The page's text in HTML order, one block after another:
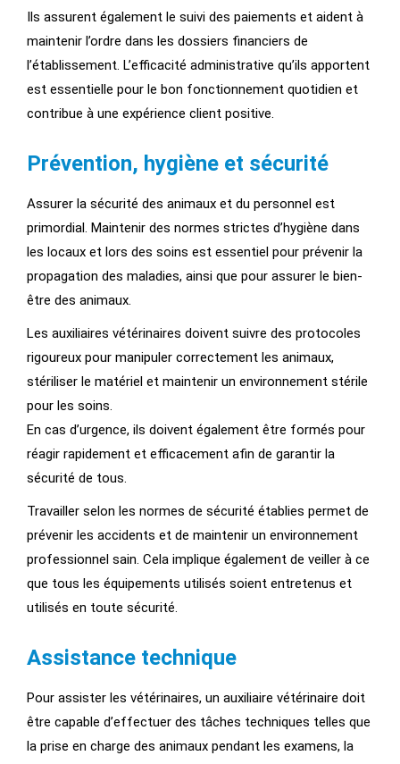
Ils assurent également le suivi des paiements et aident à
maintenir l’ordre dans les dossiers financiers de
l’établissement. L’efficacité administrative qu’ils apportent
est essentielle pour le bon fonctionnement quotidien et
contribue à une expérience client positive.
Prévention, hygiène et sécurité
Assurer la sécurité des animaux et du personnel est
primordial. Maintenir des normes strictes d’hygiène dans
les locaux et lors des soins est essentiel pour prévenir la
propagation des maladies, ainsi que pour assurer le bien-
être des animaux.
Les auxiliaires vétérinaires doivent suivre des protocoles
rigoureux pour manipuler correctement les animaux,
stériliser le matériel et maintenir un environnement stérile
pour les soins.
En cas d’urgence, ils doivent également être formés pour
réagir rapidement et efficacement afin de garantir la
sécurité de tous.
Travailler selon les normes de sécurité établies permet de
prévenir les accidents et de maintenir un environnement
professionnel sain. Cela implique également de veiller à ce
que tous les équipements utilisés soient entretenus et
utilisés en toute sécurité.
Assistance technique
Pour assister les vétérinaires, un auxiliaire vétérinaire doit
être capable d’effectuer des tâches techniques telles que
la prise en charge des animaux pendant les examens, la